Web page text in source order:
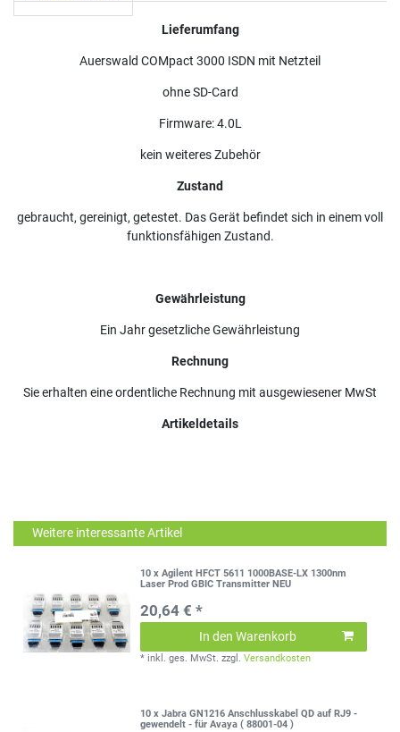
Lieferumfang
Auerswald COMpact 3000 ISDN mit Netzteil
ohne SD-Card
Firmware: 4.0L
kein weiteres Zubehör
Zustand
gebraucht, gereinigt, getestet. Das Gerät befindet sich in einem voll
funktionsfähigen Zustand.
Gewährleistung
Ein Jahr gesetzliche Gewährleistung
Rechnung
Sie erhalten eine ordentliche Rechnung mit ausgewiesener MwSt
Artikeldetails
Weitere interessante Artikel
10 x Agilent HFCT 5611 1000BASE-LX 1300nm
Laser Prod GBIC Transmitter NEU
20,64 € *
In den Warenkorb
* inkl. ges. MwSt. zzgl.Versandkosten
10 x Jabra GN1216 Anschlusskabel QD auf RJ9 -
gewendelt - für Avaya ( 88001-04 )